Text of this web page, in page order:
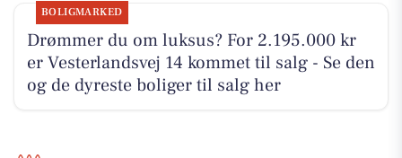
BOLIGMARKED
Drømmer du om luksus? For 2.195.000 kr
er Vesterlandsvej 14 kommet til salg - Se den
og de dyreste boliger til salg her